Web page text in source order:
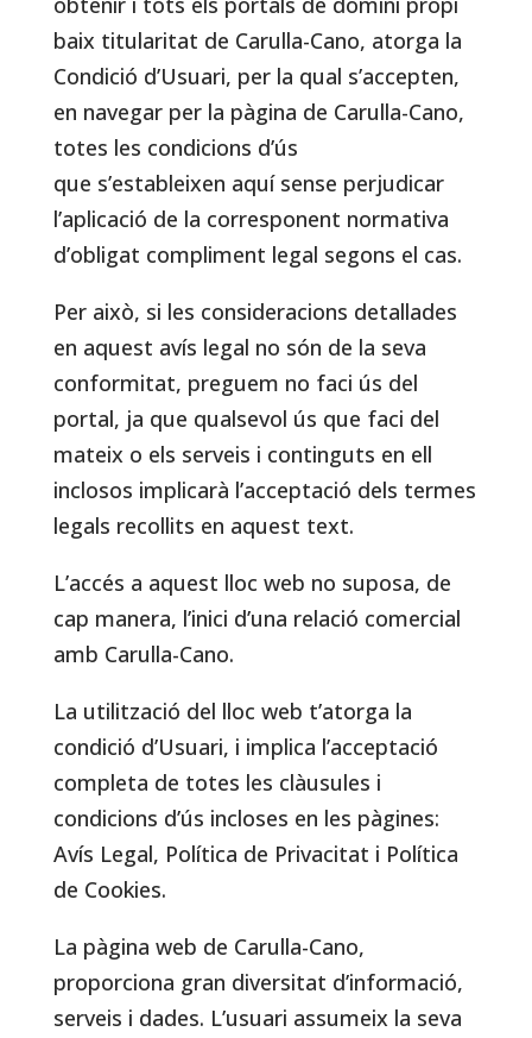
baix titularitat de Carulla-Cano, atorga la
Condició d’Usuari, per la qual s’accepten,
en navegar per la pàgina de Carulla-Cano,
totes les condicions d’ús
que s’estableixen aquí sense perjudicar
l’aplicació de la corresponent normativa
d’obligat compliment legal segons el cas.
Per això, si les consideracions detallades
en aquest avís legal no són de la seva
conformitat, preguem no faci ús del
portal, ja que qualsevol ús que faci del
mateix o els serveis i continguts en ell
inclosos implicarà l’acceptació dels termes
legals recollits en aquest text.
L’accés a aquest lloc web no suposa, de
cap manera, l’inici d’una relació comercial
amb Carulla-Cano.
La utilització del lloc web t’atorga la
condició d’Usuari, i implica l’acceptació
completa de totes les clàusules i
condicions d’ús incloses en les pàgines:
Avís Legal, Política de Privacitat i Política
de Cookies.
La pàgina web de Carulla-Cano,
proporciona gran diversitat d’informació,
serveis i dades. L’usuari assumeix la seva